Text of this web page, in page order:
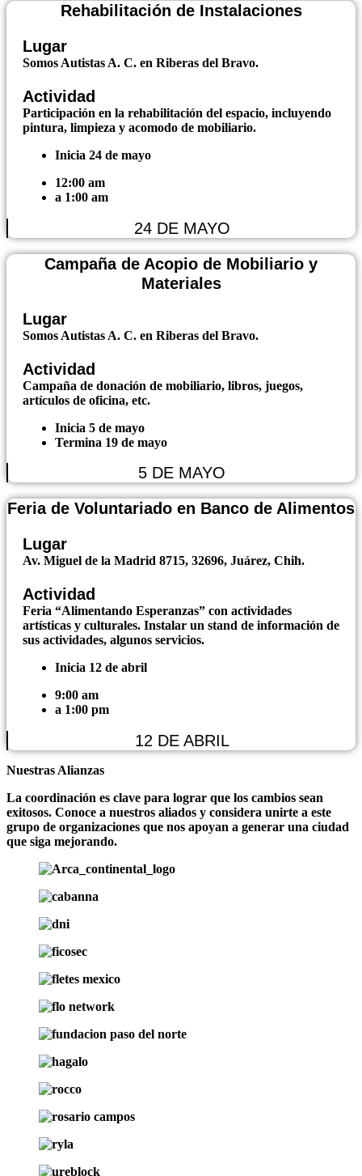
Rehabilitación de Instalaciones
Lugar
Somos Autistas A. C. en Riberas del Bravo.
Actividad
Participación en la rehabilitación del espacio, incluyendo
pintura, limpieza y acomodo de mobiliario.
Inicia 24 de mayo
12:00 am
a 1:00 am
24 DE MAYO
Campaña de Acopio de Mobiliario y
Materiales
Lugar
Somos Autistas A. C. en Riberas del Bravo.
Actividad
Campaña de donación de mobiliario, libros, juegos,
artículos de oficina, etc.
Inicia 5 de mayo
Termina 19 de mayo
5 DE MAYO
Feria de Voluntariado en Banco de Alimentos
Lugar
Av. Miguel de la Madrid 8715, 32696, Juárez, Chih.
Actividad
Feria “Alimentando Esperanzas” con actividades
artísticas y culturales. Instalar un stand de información de
sus actividades, algunos servicios.
Inicia 12 de abril
9:00 am
a 1:00 pm
12 DE ABRIL
Nuestras Alianzas
La coordinación es clave para lograr que los cambios sean
exitosos. Conoce a nuestros aliados y considera unirte a este
grupo de organizaciones que nos apoyan a generar una ciudad
que siga mejorando.